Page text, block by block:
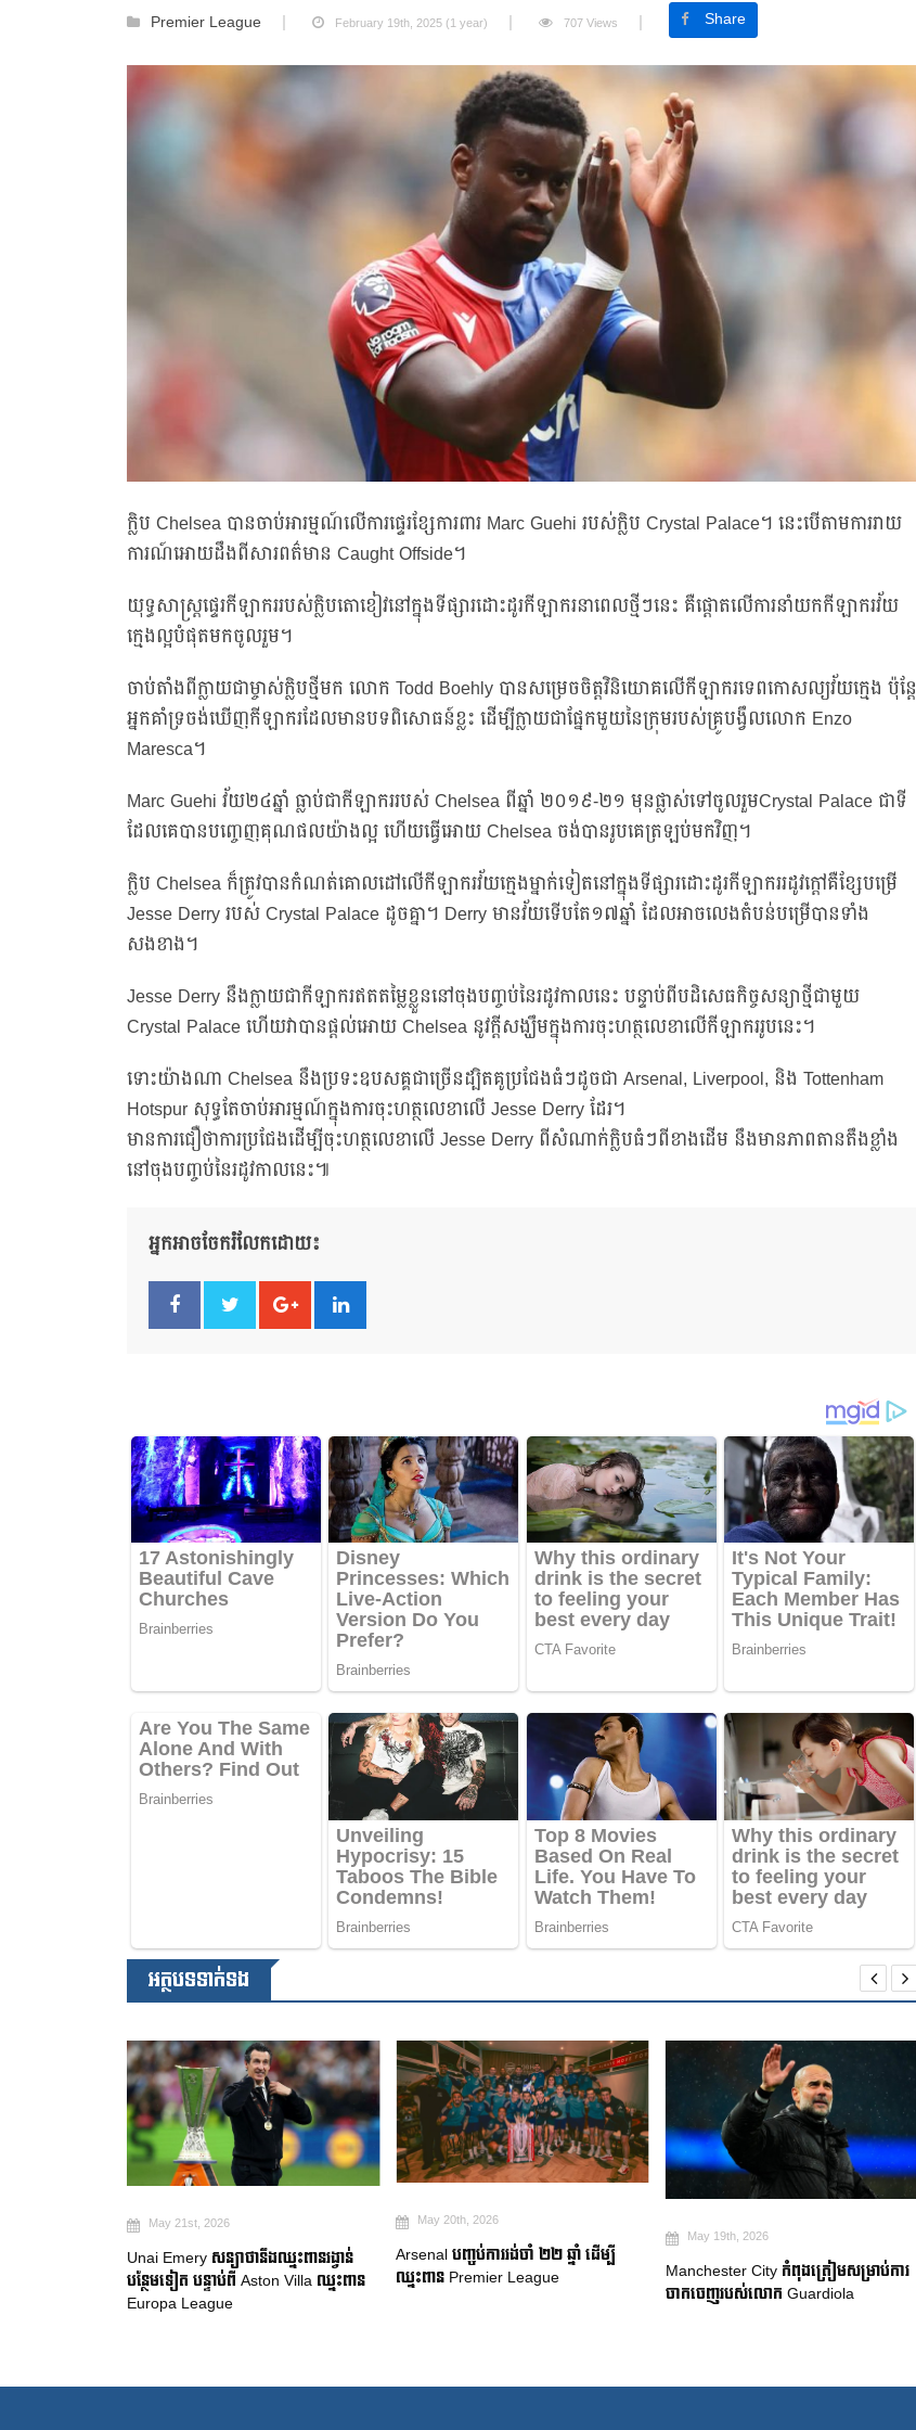
Premier League February 19th, 2025 (1 year) 707 Views Share
ក្លិប Chelsea បានចាប់អារម្មណ៍លើការផ្ទេរខ្សែការពារ Marc Guehi របស់ក្លិប Crystal Palace។ នេះបើតាមការរាយ
ការណ៍អោយដឹងពីសារពត៌មាន Caught Offside។
យុទ្ធសាស្ត្រផ្ទេរកីឡាកររបស់ក្លិបតោខៀវនៅក្នុងទីផ្សារដោះដូរកីឡាករនាពេលថ្មីៗនេះ គឺផ្តោតលើការនាំយកកីឡាករវ័យ
ក្មេងល្អបំផុតមកចូលរួម។
ចាប់តាំងពីក្លាយជាម្ចាស់ក្លិបថ្មីមក លោក Todd Boehly បានសម្រេចចិត្តវិនិយោគលើកីឡាករទេពកោសល្យវ័យក្មេង ប៉ុន្តែ
អ្នកគាំទ្រចង់ឃើញកីឡាករដែលមានបទពិសោធន៍ខ្លះ ដើម្បីក្លាយជាផ្នែកមួយនៃក្រុមរបស់គ្រូបង្វឹលលោក Enzo
Maresca។
Marc Guehi វ័យ២៤ឆ្នាំ ធ្លាប់ជាកីឡាកររបស់ Chelsea ពីឆ្នាំ ២០១៩-២១ មុនផ្លាស់ទៅចូលរួមCrystal Palace ជាទី
ដែលគេបានបញ្ចេញគុណផលយ៉ាងល្អ ហើយធ្វើអោយ Chelsea ចង់បានរូបគេត្រឡប់មកវិញ។
ក្លិប Chelsea ក៏ត្រូវបានកំណត់គោលដៅលើកីឡាករវ័យក្មេងម្នាក់ទៀតនៅក្នុងទីផ្សារដោះដូរកីឡាកររដូវក្តៅគឺខ្សែបម្រើ
Jesse Derry របស់ Crystal Palace ដូចគ្នា។ Derry មានវ័យទើបតែ១៧ឆ្នាំ ដែលអាចលេងតំបន់បម្រើបានទាំង
សងខាង។
Jesse Derry នឹងក្លាយជាកីឡាករឥតតម្លៃខ្លួននៅចុងបញ្ចប់នៃរដូវកាលនេះ បន្ទាប់ពីបដិសេធកិច្ចសន្យាថ្មីជាមួយ
Crystal Palace ហើយវាបានផ្តល់អោយ Chelsea នូវក្តីសង្ឃឹមក្នុងការចុះហត្ថលេខាលើកីឡាកររូបនេះ។
ទោះយ៉ាងណា Chelsea នឹងប្រទះឧបសគ្គជាច្រើនដ្បិតគូប្រជែងធំៗដូចជា Arsenal, Liverpool, និង Tottenham
Hotspur សុទ្ធតែចាប់អារម្មណ៍ក្នុងការចុះហត្ថលេខាលើ Jesse Derry ដែរ។
មានការជឿថាការប្រជែងដើម្បីចុះហត្ថលេខាលើ Jesse Derry ពីសំណាក់ក្លិបធំៗពីខាងដើម នឹងមានភាពតានតឹងខ្លាំង
នៅចុងបញ្ចប់នៃរដូវកាលនេះ៕
អ្នកអាចចែករំលែកដោយ៖
អត្ថបទទាក់ទង
May 21st, 2026
Unai Emery សន្យាថានឹងឈ្នះពានរង្វាន់
បន្ថែមទៀត បន្ទាប់ពី Aston Villa ឈ្នះពាន
Europa League
May 20th, 2026
Arsenal បញ្ចប់ការរង់ចាំ ២២ ឆ្នាំ ដើម្បី
ឈ្នះពាន Premier League
May 19th, 2026
Manchester City កំពុងត្រៀមសម្រាប់ការ
ចាកចេញរបស់លោក Guardiola